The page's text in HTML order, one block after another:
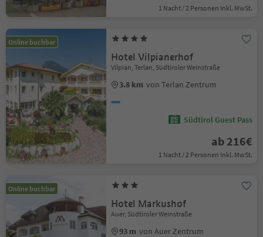
1 Nacht / 2 Personen Inkl. MwSt.
Online buchbar
Hotel Vilpianerhof
Vilpian, Terlan, Südtiroler Weinstraße
3.8 km von Terlan Zentrum
Südtirol Guest Pass
ab 216€
1 Nacht / 2 Personen Inkl. MwSt.
Online buchbar
Hotel Markushof
Auer, Südtiroler Weinstraße
93 m von Auer Zentrum